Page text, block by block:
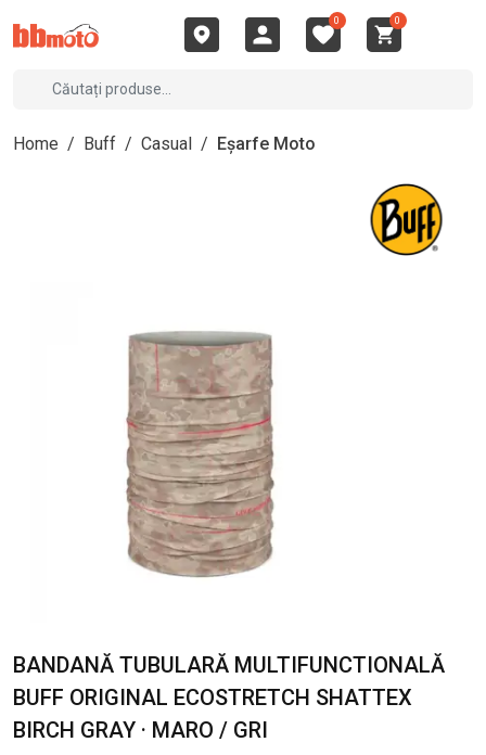
0 0
Home / Buff / Casual / Eșarfe Moto
BANDANĂ TUBULARĂ MULTIFUNCTIONALĂ
BUFF ORIGINAL ECOSTRETCH SHATTEX
BIRCH GRAY · MARO / GRI